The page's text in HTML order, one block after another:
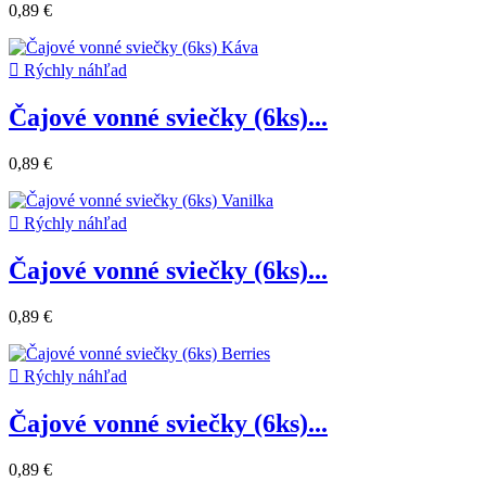
0,89 €
 Rýchly náhľad
Čajové vonné sviečky (6ks)...
0,89 €
 Rýchly náhľad
Čajové vonné sviečky (6ks)...
0,89 €
 Rýchly náhľad
Čajové vonné sviečky (6ks)...
0,89 €